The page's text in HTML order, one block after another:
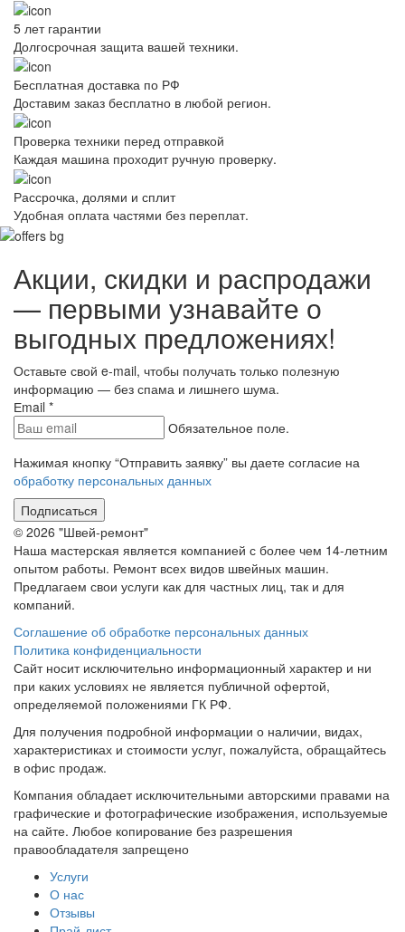
5 лет гарантии
Долгосрочная защита вашей техники.
Бесплатная доставка по РФ
Доставим заказ бесплатно в любой регион.
Проверка техники перед отправкой
Каждая машина проходит ручную проверку.
Рассрочка, долями и сплит
Удобная оплата частями без переплат.
Акции, скидки и распродажи
— первыми узнавайте о
выгодных предложениях!
Оставьте свой e-mail, чтобы получать только полезную
информацию — без спама и лишнего шума.
Еmail *
Обязательное поле.
Нажимая кнопку “Отправить заявку” вы даете согласие на
обработку персональных данных
Подписаться
© 2026 "Швей-ремонт"
Наша мастерская является компанией с более чем 14-летним
опытом работы. Ремонт всех видов швейных машин.
Предлагаем свои услуги как для частных лиц, так и для
компаний.
Соглашение об обработке персональных данных
Политика конфиденциальности
Сайт носит исключительно информационный характер и ни
при каких условиях не является публичной офертой,
определяемой положениями ГК РФ.
Для получения подробной информации о наличии, видах,
характеристиках и стоимости услуг, пожалуйста, обращайтесь
в офис продаж.
Компания обладает исключительными авторскими правами на
графические и фотографические изображения, используемые
на сайте. Любое копирование без разрешения
правообладателя запрещено
Услуги
О нас
Отзывы